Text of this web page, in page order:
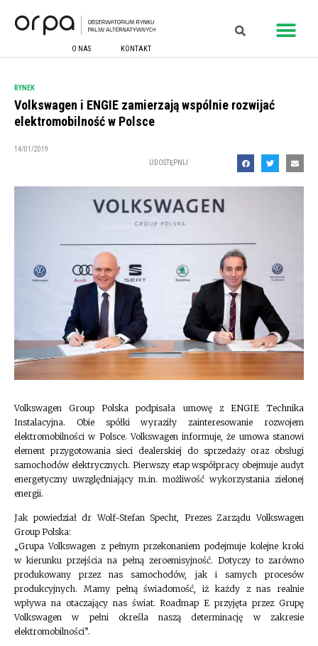
O NAS KONTAKT
RYNEK
Volkswagen i ENGIE zamierzają wspólnie rozwijać
elektromobilność w Polsce
14/01/2019
UDOSTĘPNIJ
Volkswagen Group Polska podpisała umowę z ENGIE Technika
Instalacyjna. Obie spółki wyraziły zainteresowanie rozwojem
elektromobilności w Polsce. Volkswagen informuje, że umowa stanowi
element przygotowania sieci dealerskiej do sprzedaży oraz obsługi
samochodów elektrycznych. Pierwszy etap współpracy obejmuje audyt
energetyczny uwzględniający m.in. możliwość wykorzystania zielonej
energii.
Jak powiedział dr Wolf-Stefan Specht, Prezes Zarządu Volkswagen
Group Polska:
„Grupa Volkswagen z pełnym przekonaniem podejmuje kolejne kroki
w kierunku przejścia na pełną zeroemisyjność. Dotyczy to zarówno
produkowany przez nas samochodów, jak i samych procesów
produkcyjnych. Mamy pełną świadomość, iż każdy z nas realnie
wpływa na otaczający nas świat. Roadmap E przyjęta przez Grupę
Volkswagen w pełni określa naszą determinację w zakresie
elektromobilności”.